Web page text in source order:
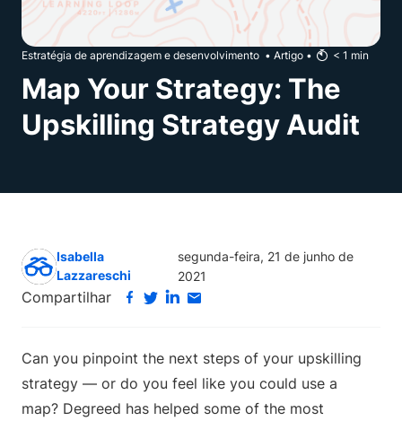
Estratégia de aprendizagem e desenvolvimento • Artigo • < 1 min
Map Your Strategy: The
Upskilling Strategy Audit
Isabella
Lazzareschi
segunda-feira, 21 de junho de
2021
Compartilhar
Can you pinpoint the next steps of your upskilling
strategy — or do you feel like you could use a
map? Degreed has helped some of the most